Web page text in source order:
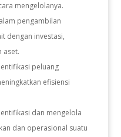
mengelolanya.
pengambilan
dengan investasi,
aset.
peluang
efisiensi
dan mengelola
dan operasional suatu